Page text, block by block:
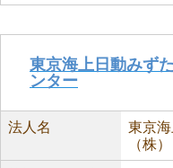
東京海上日動みず
ンター
法人名
東京
（株）